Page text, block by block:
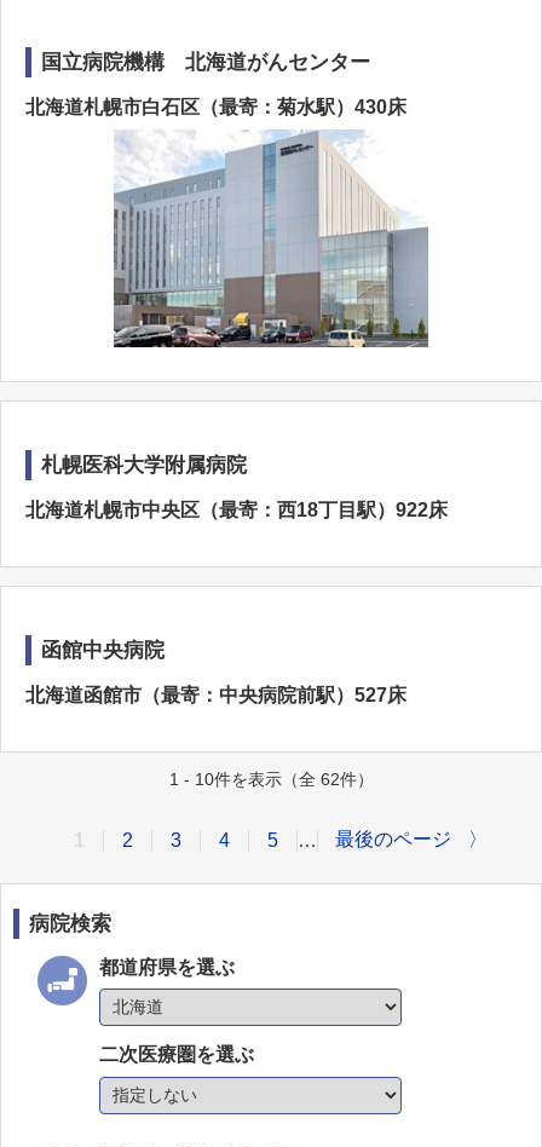
国立病院機構 北海道がんセンター
北海道札幌市白石区（最寄：菊水駅）430床
札幌医科大学附属病院
北海道札幌市中央区（最寄：西18丁目駅）922床
函館中央病院
北海道函館市（最寄：中央病院前駅）527床
1 - 10件を表示（全 62件）
2 3 4 5 … 最後のページ 〉
病院検索
都道府県を選ぶ
二次医療圏を選ぶ